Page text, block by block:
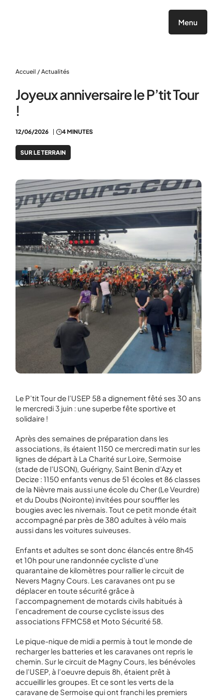
Menu
Accueil / Actualités
Joyeux anniversaire le P’tit Tour
!
12/06/2026 4 MINUTES
SUR LE TERRAIN
Le P’tit Tour de l’USEP 58 a dignement fêté ses 30 ans
le mercredi 3 juin : une superbe fête sportive et
solidaire !
Après des semaines de préparation dans les
associations, ils étaient 1150 ce mercredi matin sur les
lignes de départ à La Charité sur Loire, Sermoise
(stade de l’USON), Guérigny, Saint Benin d’Azy et
Decize : 1150 enfants venus de 51 écoles et 86 classes
de la Nièvre mais aussi une école du Cher (Le Veurdre)
et du Doubs (Noironte) invitées pour souffler les
bougies avec les nivernais. Tout ce petit monde était
accompagné par près de 380 adultes à vélo mais
aussi dans les voitures suiveuses.
Enfants et adultes se sont donc élancés entre 8h45
et 10h pour une randonnée cycliste d’une
quarantaine de kilomètres pour rallier le circuit de
Nevers Magny Cours. Les caravanes ont pu se
déplacer en toute sécurité grâce à
l’accompagnement de motards civils habitués à
l’encadrement de course cycliste issus des
associations FFMC58 et Moto Sécurité 58.
Le pique-nique de midi a permis à tout le monde de
recharger les batteries et les caravanes ont repris le
chemin. Sur le circuit de Magny Cours, les bénévoles
de l’USEP, à l’oeuvre depuis 8h, étaient prêt à
accueillir les groupes. Et ce sont les verts de la
caravane de Sermoise qui ont franchi les premiers